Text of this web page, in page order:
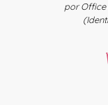
por Office